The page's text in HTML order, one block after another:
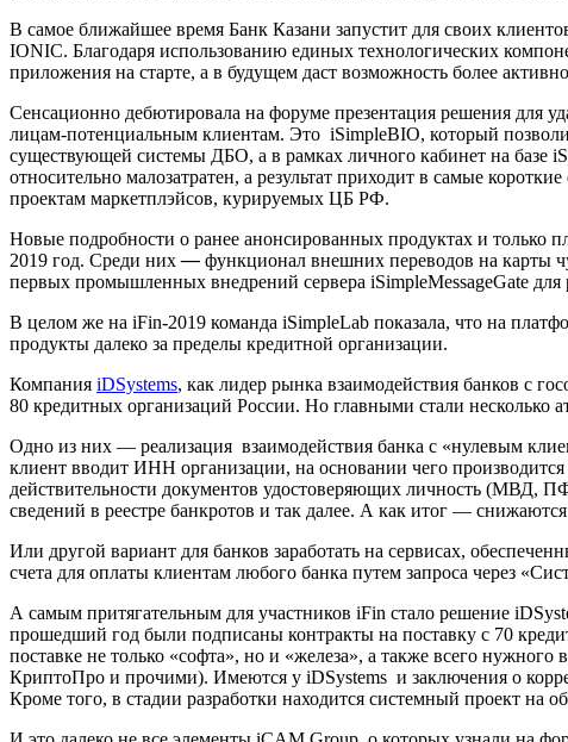
В самое ближайшее время Банк Казани запустит для своих
IONIC. Благодаря использованию единых технологических
приложения на старте, а в будущем даст возможность более
Сенсационно дебютировала на форуме презентация решения для
лицам-потенциальным клиентам. Это iSimpleBIO, который
существующей системы ДБО, а в рамках личного кабинет на базе
относительно малозатратен, а результат приходит в самые
проектам маркетплэйсов, курируемых ЦБ РФ.
Новые подробности о ранее анонсированных продуктах и только
2019 год. Среди них— функционал внешних переводов на карты
первых промышленных внедрений сервера iSimpleMessageGate
В целом же на iFin-2019 команда iSimpleLab показала, что на
продукты далеко за пределы кредитной организации.
Компания iDSystems, как лидер рынка взаимодействия банков с
80 кредитных организаций России. Но главными стали несколько
Одно из них — реализация взаимодействия банка с «нулевым
клиент вводит ИНН организации, на основании чего
действительности документов удостоверяющих личность
сведений в реестре банкротов и так далее. А как итог —
Или другой вариант для банков заработать на сервисах,
счета для оплаты клиентам любого банка путем запроса через
А самым притягательным для участников iFin стало решение
прошедший год были подписаны контракты на поставку с 70
поставке не только «софта», но и «железа», а также всего
КриптоПро и прочими). Имеются у iDSystems и заключения о
Кроме того, в стадии разработки находится системный проект